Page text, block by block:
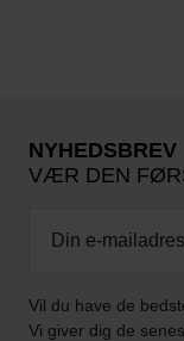
NYHEDSBREV
VÆR DEN
Vil du have de
Vi giver dig de